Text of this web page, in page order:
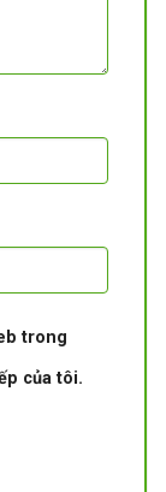
trong
của tôi.